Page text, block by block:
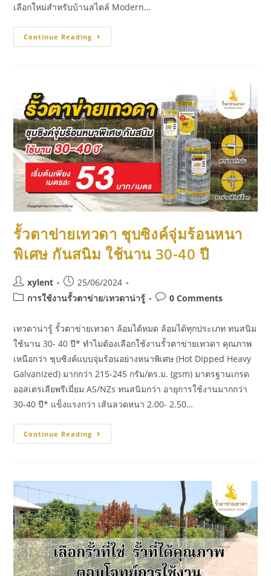
เลือกใหม่สำหรับบ้านสไตล์ Modern…
Continue Reading
รั้วตาข่ายเทวดา ชุบซิงค์จุ่มร้อนหนา
พิเศษ กันสนิม ใช้นาน 30-40 ปี
xylent
25/06/2024
การใช้งานรั้วตาข่าย/เทวดาน่ารู้ 0 Comments
เทวดาน่ารู้ รั้วตาข่ายเทวดา ล้อมได้หมด ล้อมได้ทุกประเภท ทนสนิม
ใช้นาน 30- 40 ปี* ทำไมต้องเลือกใช้งานรั้วตาข่ายเทวดา คุณภาพ
เหนือกว่า ชุบซิงค์แบบจุ่มร้อนอย่างหนาพิเศษ (Hot Dipped Heavy
Galvanized) มากกว่า 215-245 กรัม/ตร.ม. (gsm) มาตรฐานเกรด
ออสเตรเลียพรีเมี่ยม AS/NZs ทนสนิมกว่า อายุการใช้งานมากกว่า
30-40 ปี* แข็งแรงกว่า เส้นลวดหนา 2.00- 2.50…
Continue Reading